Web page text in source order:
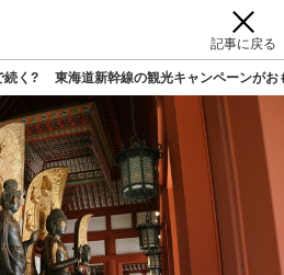
記事に戻る
続く? 東海道新幹線の観光キャンペーンがお